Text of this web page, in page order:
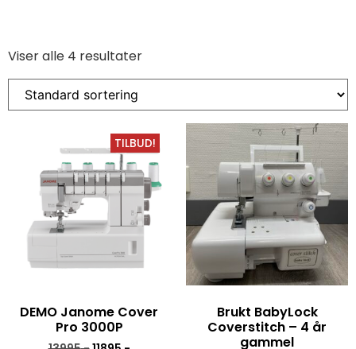
Viser alle 4 resultater
TILBUD!
DEMO Janome Cover
Pro 3000P
Brukt BabyLock
Coverstitch – 4 år
gammel